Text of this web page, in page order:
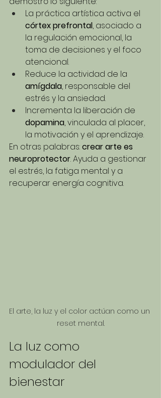
La práctica artística activa el
córtex prefrontal, asociado a
la regulación emocional, la
toma de decisiones y el foco
atencional.
Reduce la actividad de la
amígdala, responsable del
estrés y la ansiedad.
Incrementa la liberación de
dopamina, vinculada al placer,
la motivación y el aprendizaje.
En otras palabras: crear arte es
neuroprotector. Ayuda a gestionar
el estrés, la fatiga mental y a
recuperar energía cognitiva.
El arte, la luz y el color actúan como un
reset mental.
La luz como
modulador del
bienestar